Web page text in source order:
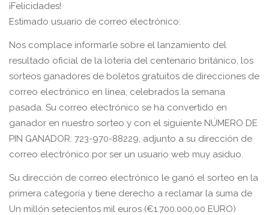
¡Felicidades!
Estimado usuario de correo electrónico:
Nos complace informarle sobre el lanzamiento del
resultado oficial de la lotería del centenario británico, los
sorteos ganadores de boletos gratuitos de direcciones de
correo electrónico en línea, celebrados la semana
pasada. Su correo electrónico se ha convertido en
ganador en nuestro sorteo y con el siguiente NÚMERO DE
PIN GANADOR: 723-970-88229, adjunto a su dirección de
correo electrónico por ser un usuario web muy asiduo.
Su dirección de correo electrónico le ganó el sorteo en la
primera categoría y tiene derecho a reclamar la suma de
Un millón setecientos mil euros (€1.700.000,00 EURO)